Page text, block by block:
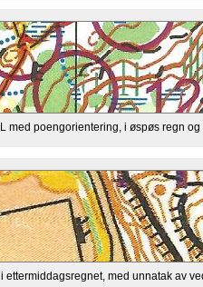
med poengorientering, i øspøs regn
ettermiddagsregnet, med unnatak av